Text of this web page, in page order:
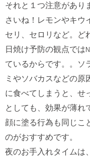
それと１つ注意があり
さいね！レモンやキウ
セリ、 セロリなど。ど
日焼け予防の観点では
ているからです。。ソ
ミやソバカスなどの原
に食べてしまうと、 せ
としても、効果が薄れ
顔に塗る行為も同じこ
のがおすすめです。
夜のお手入れタイムは